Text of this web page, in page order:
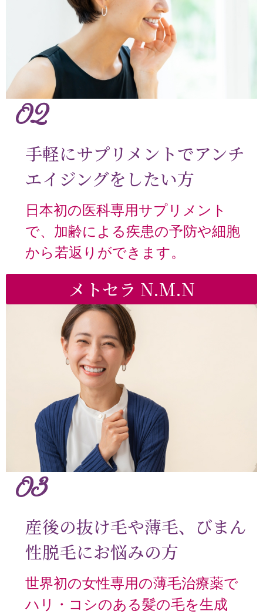
02
手軽にサプリメントでアンチ
エイジングをしたい方
日本初の医科専用サプリメント
で、加齢による疾患の予防や細胞
から若返りができます。
メトセラ N.M.N
03
産後の抜け毛や薄毛、びまん
性脱毛にお悩みの方
世界初の女性専用の薄毛治療薬で
ハリ・コシのある髪の毛を生成